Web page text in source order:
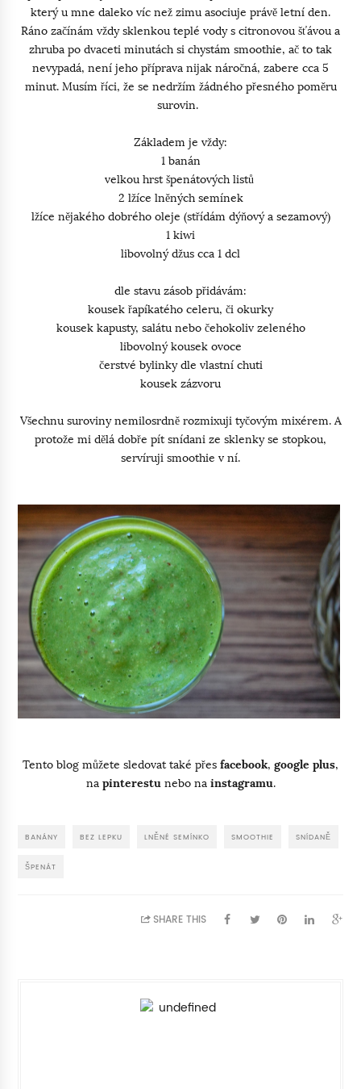
který u mne daleko víc než zimu asociuje právě letní den.
Ráno začínám vždy sklenkou teplé vody s citronovou šťávou a
zhruba po dvaceti minutách si chystám smoothie, ač to tak
nevypadá, není jeho příprava nijak náročná, zabere cca 5
minut. Musím říci, že se nedržím žádného přesného poměru
surovin.
Základem je vždy:
1 banán
velkou hrst špenátových listů
2 lžíce lněných semínek
lžíce nějakého dobrého oleje (střídám dýňový a sezamový)
1 kiwi
libovolný džus cca 1 dcl
dle stavu zásob přidávám:
kousek řapíkatého celeru, či okurky
kousek kapusty, salátu nebo čehokoliv zeleného
libovolný kousek ovoce
čerstvé bylinky dle vlastní chuti
kousek zázvoru
Všechnu suroviny nemilosrdně rozmixuji tyčovým mixérem. A
protože mi dělá dobře pít snídani ze sklenky se stopkou,
servíruji smoothie v ní.
Tento blog můžete sledovat také přes facebook, google plus,
na pinterestu nebo na instagramu.
BANÁNY BEZ LEPKU LNĚNÉ SEMÍNKO SMOOTHIE SNÍDANĚ
ŠPENÁT
SHARE THIS